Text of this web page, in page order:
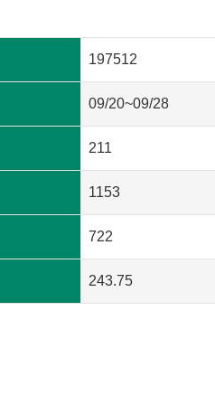
197512
09/20~09/28
211
1153
722
243.75